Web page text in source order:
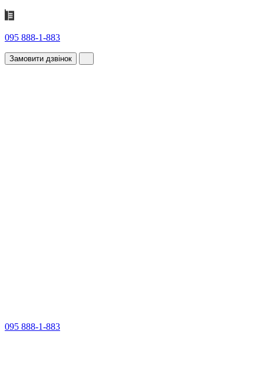
095 888-1-883
Замовити дзвінок
095 888-1-883